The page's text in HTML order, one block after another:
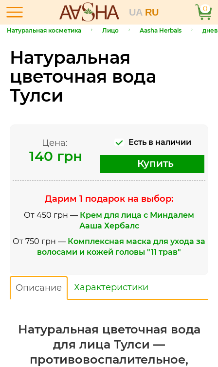
UA RU 0
Натуральная косметика Лицо Aasha Herbals
Натуральная
цветочная вода
Тулси
Цена:
140 грн
Есть в наличии
Купить
Дарим 1 подарок на выбор:
От 450 грн — Крем для лица с Миндалем
Ааша Хербалс
От 750 грн — Комплексная маска для ухода за
волосами и кожей головы "11 трав"
Описание Характеристики
Натуральная цветочная вода
для лица Тулси —
противовоспалительное,